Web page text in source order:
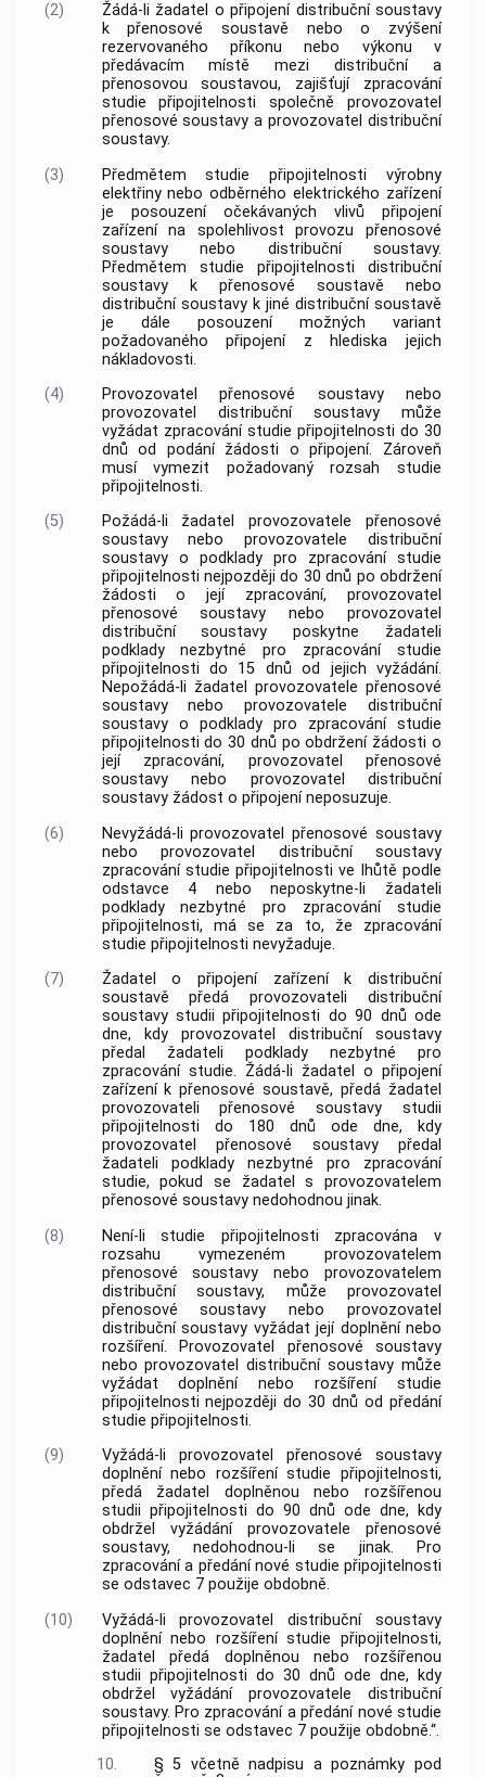
(2)
Žádá-li žadatel o připojení distribuční soustavy
k přenosové soustavě nebo o zvýšení
rezervovaného příkonu nebo výkonu v
předávacím místě mezi distribuční a
přenosovou soustavou, zajišťují zpracování
studie připojitelnosti společně provozovatel
přenosové soustavy a provozovatel distribuční
soustavy.
(3)
Předmětem studie připojitelnosti výrobny
elektřiny nebo odběrného elektrického zařízení
je posouzení očekávaných vlivů připojení
zařízení na spolehlivost provozu přenosové
soustavy nebo distribuční soustavy.
Předmětem studie připojitelnosti distribuční
soustavy k přenosové soustavě nebo
distribuční soustavy k jiné distribuční soustavě
je dále posouzení možných variant
požadovaného připojení z hlediska jejich
nákladovosti.
(4)
Provozovatel přenosové soustavy nebo
provozovatel distribuční soustavy může
vyžádat zpracování studie připojitelnosti do 30
dnů od podání žádosti o připojení. Zároveň
musí vymezit požadovaný rozsah studie
připojitelnosti.
(5)
Požádá-li žadatel provozovatele přenosové
soustavy nebo provozovatele distribuční
soustavy o podklady pro zpracování studie
připojitelnosti nejpozději do 30 dnů po obdržení
žádosti o její zpracování, provozovatel
přenosové soustavy nebo provozovatel
distribuční soustavy poskytne žadateli
podklady nezbytné pro zpracování studie
připojitelnosti do 15 dnů od jejich vyžádání.
Nepožádá-li žadatel provozovatele přenosové
soustavy nebo provozovatele distribuční
soustavy o podklady pro zpracování studie
připojitelnosti do 30 dnů po obdržení žádosti o
její zpracování, provozovatel přenosové
soustavy nebo provozovatel distribuční
soustavy žádost o připojení neposuzuje.
(6)
Nevyžádá-li provozovatel přenosové soustavy
nebo provozovatel distribuční soustavy
zpracování studie připojitelnosti ve lhůtě podle
odstavce 4 nebo neposkytne-li žadateli
podklady nezbytné pro zpracování studie
připojitelnosti, má se za to, že zpracování
studie připojitelnosti nevyžaduje.
(7)
Žadatel o připojení zařízení k distribuční
soustavě předá provozovateli distribuční
soustavy studii připojitelnosti do 90 dnů ode
dne, kdy provozovatel distribuční soustavy
předal žadateli podklady nezbytné pro
zpracování studie. Žádá-li žadatel o připojení
zařízení k přenosové soustavě, předá žadatel
provozovateli přenosové soustavy studii
připojitelnosti do 180 dnů ode dne, kdy
provozovatel přenosové soustavy předal
žadateli podklady nezbytné pro zpracování
studie, pokud se žadatel s provozovatelem
přenosové soustavy nedohodnou jinak.
(8)
Není-li studie připojitelnosti zpracována v
rozsahu vymezeném provozovatelem
přenosové soustavy nebo provozovatelem
distribuční soustavy, může provozovatel
přenosové soustavy nebo provozovatel
distribuční soustavy vyžádat její doplnění nebo
rozšíření. Provozovatel přenosové soustavy
nebo provozovatel distribuční soustavy může
vyžádat doplnění nebo rozšíření studie
připojitelnosti nejpozději do 30 dnů od předání
studie připojitelnosti.
(9)
Vyžádá-li provozovatel přenosové soustavy
doplnění nebo rozšíření studie připojitelnosti,
předá žadatel doplněnou nebo rozšířenou
studii připojitelnosti do 90 dnů ode dne, kdy
obdržel vyžádání provozovatele přenosové
soustavy, nedohodnou-li se jinak. Pro
zpracování a předání nové studie připojitelnosti
se odstavec 7 použije obdobně.
(10)
Vyžádá-li provozovatel distribuční soustavy
doplnění nebo rozšíření studie připojitelnosti,
žadatel předá doplněnou nebo rozšířenou
studii připojitelnosti do 30 dnů ode dne, kdy
obdržel vyžádání provozovatele distribuční
soustavy. Pro zpracování a předání nové studie
připojitelnosti se odstavec 7 použije obdobně.“.
10.
§ 5 včetně nadpisu a poznámky pod